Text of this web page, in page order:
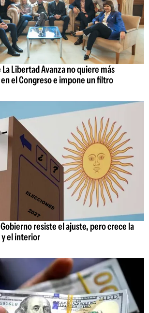
Libertad Avanza no quiere más
el Congreso e impone un filtro
resiste el ajuste, pero crece la
el interior